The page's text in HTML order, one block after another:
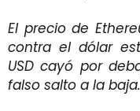
El precio de
contra el dólar
USD cayó por
falso salto a la baja.